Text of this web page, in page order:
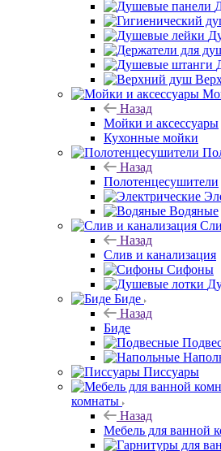
Назад
Мойки и аксессуары
Кухонные мойки
Назад
Полотенцесушители
Водяные
Назад
Слив и канализация
Сифоны
Биде
Назад
Биде
Писсуары
комнаты
Назад
Мебель для ванной